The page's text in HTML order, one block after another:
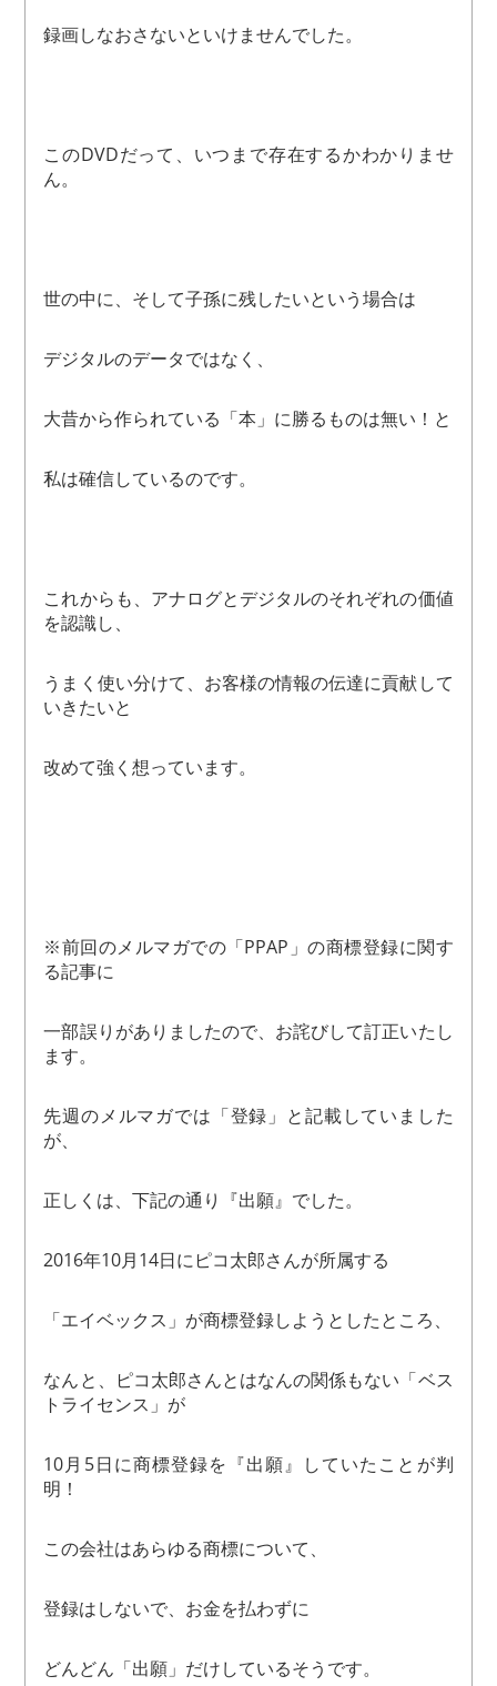
録画しなおさないといけませんでした。
このDVDだって、いつまで存在するかわかりませ
ん。
世の中に、そして子孫に残したいという場合は
デジタルのデータではなく、
大昔から作られている「本」に勝るものは無い！と
私は確信しているのです。
これからも、アナログとデジタルのそれぞれの価値
を認識し、
うまく使い分けて、お客様の情報の伝達に貢献して
いきたいと
改めて強く想っています。
※前回のメルマガでの「PPAP」の商標登録に関す
る記事に
一部誤りがありましたので、お詫びして訂正いたし
ます。
先週のメルマガでは「登録」と記載していました
が、
正しくは、下記の通り『出願』でした。
2016年10月14日にピコ太郎さんが所属する
「エイベックス」が商標登録しようとしたところ、
なんと、ピコ太郎さんとはなんの関係もない「ベス
トライセンス」が
10月5日に商標登録を『出願』していたことが判
明！
この会社はあらゆる商標について、
登録はしないで、お金を払わずに
どんどん「出願」だけしているそうです。